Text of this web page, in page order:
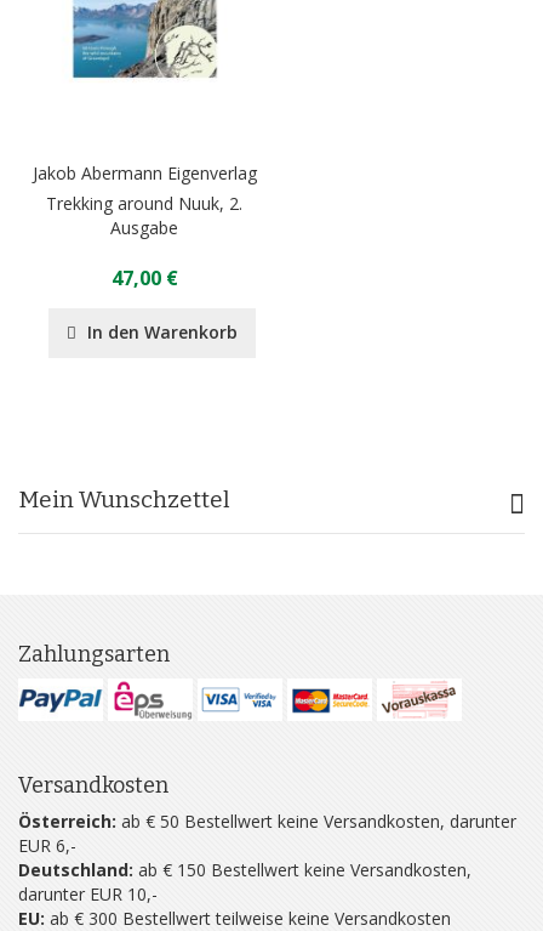
Jakob Abermann Eigenverlag
Trekking around Nuuk, 2.
Ausgabe
47,00 €
In den Warenkorb
Mein Wunschzettel
Zahlungsarten
Versandkosten
Österreich: ab € 50 Bestellwert keine Versandkosten, darunter
EUR 6,-
Deutschland: ab € 150 Bestellwert keine Versandkosten,
darunter EUR 10,-
EU: ab € 300 Bestellwert teilweise keine Versandkosten